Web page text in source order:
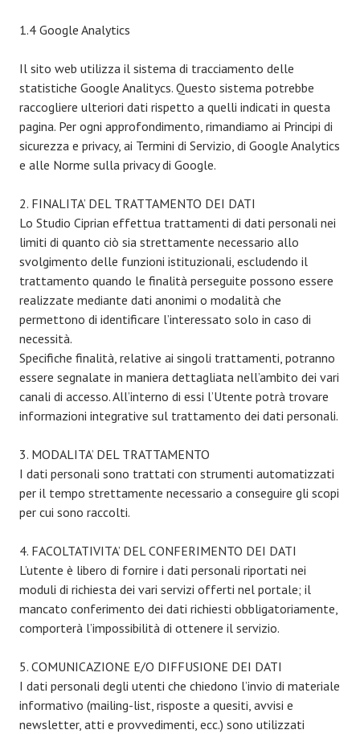
1.4 Google Analytics
Il sito web utilizza il sistema di tracciamento delle
statistiche Google Analitycs. Questo sistema potrebbe
raccogliere ulteriori dati rispetto a quelli indicati in questa
pagina. Per ogni approfondimento, rimandiamo ai Principi di
sicurezza e privacy, ai Termini di Servizio, di Google Analytics
e alle Norme sulla privacy di Google.
2. FINALITA’ DEL TRATTAMENTO DEI DATI
Lo Studio Ciprian effettua trattamenti di dati personali nei
limiti di quanto ciò sia strettamente necessario allo
svolgimento delle funzioni istituzionali, escludendo il
trattamento quando le finalità perseguite possono essere
realizzate mediante dati anonimi o modalità che
permettono di identificare l’interessato solo in caso di
necessità.
Specifiche finalità, relative ai singoli trattamenti, potranno
essere segnalate in maniera dettagliata nell’ambito dei vari
canali di accesso. All’interno di essi l’Utente potrà trovare
informazioni integrative sul trattamento dei dati personali.
3. MODALITA’ DEL TRATTAMENTO
I dati personali sono trattati con strumenti automatizzati
per il tempo strettamente necessario a conseguire gli scopi
per cui sono raccolti.
4. FACOLTATIVITA’ DEL CONFERIMENTO DEI DATI
L’utente è libero di fornire i dati personali riportati nei
moduli di richiesta dei vari servizi offerti nel portale; il
mancato conferimento dei dati richiesti obbligatoriamente,
comporterà l’impossibilità di ottenere il servizio.
5. COMUNICAZIONE E/O DIFFUSIONE DEI DATI
I dati personali degli utenti che chiedono l’invio di materiale
informativo (mailing-list, risposte a quesiti, avvisi e
newsletter, atti e provvedimenti, ecc.) sono utilizzati